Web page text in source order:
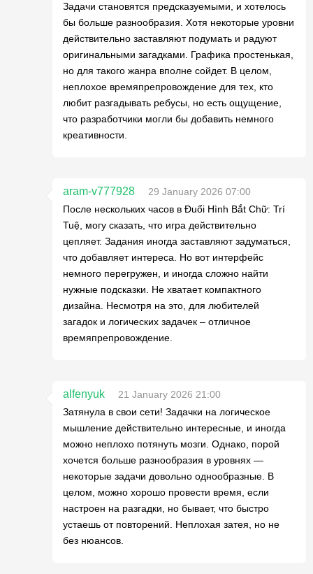
Задачи становятся предсказуемыми, и хотелось
бы больше разнообразия. Хотя некоторые уровни
действительно заставляют подумать и радуют
оригинальными загадками. Графика простенькая,
но для такого жанра вполне сойдет. В целом,
неплохое времяпрепровождение для тех, кто
любит разгадывать ребусы, но есть ощущение,
что разработчики могли бы добавить немного
креативности.
aram-v777928
29 January 2026 07:00
После нескольких часов в Đuổi Hình Bắt Chữ: Trí
Tuệ, могу сказать, что игра действительно
цепляет. Задания иногда заставляют задуматься,
что добавляет интереса. Но вот интерфейс
немного перегружен, и иногда сложно найти
нужные подсказки. Не хватает компактного
дизайна. Несмотря на это, для любителей
загадок и логических задачек – отличное
времяпрепровождение.
alfenyuk
21 January 2026 21:00
Затянула в свои сети! Задачки на логическое
мышление действительно интересные, и иногда
можно неплохо потянуть мозги. Однако, порой
хочется больше разнообразия в уровнях —
некоторые задачи довольно однообразные. В
целом, можно хорошо провести время, если
настроен на разгадки, но бывает, что быстро
устаешь от повторений. Неплохая затея, но не
без нюансов.